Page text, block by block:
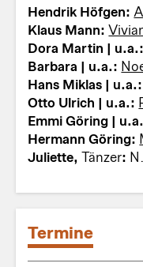
Hendrik Höfgen:
Klaus Mann:
Dora Martin | u.a.:
Barbara | u.a.:
Hans Miklas | u.a.:
Otto Ulrich | u.a.:
Emmi Göring |
Hermann Göring:
Juliette,Tänzer:
Termine